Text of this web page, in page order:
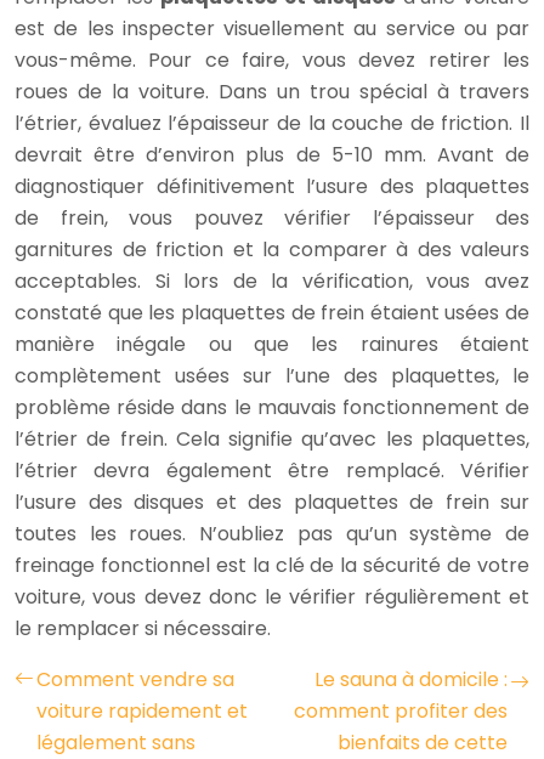
est de les inspecter visuellement au service ou par
vous-même. Pour ce faire, vous devez retirer les
roues de la voiture. Dans un trou spécial à travers
l’étrier, évaluez l’épaisseur de la couche de friction. Il
devrait être d’environ plus de 5-10 mm. Avant de
diagnostiquer définitivement l’usure des plaquettes
de frein, vous pouvez vérifier l’épaisseur des
garnitures de friction et la comparer à des valeurs
acceptables. Si lors de la vérification, vous avez
constaté que les plaquettes de frein étaient usées de
manière inégale ou que les rainures étaient
complètement usées sur l’une des plaquettes, le
problème réside dans le mauvais fonctionnement de
l’étrier de frein. Cela signifie qu’avec les plaquettes,
l’étrier devra également être remplacé. Vérifier
l’usure des disques et des plaquettes de frein sur
toutes les roues. N’oubliez pas qu’un système de
freinage fonctionnel est la clé de la sécurité de votre
voiture, vous devez donc le vérifier régulièrement et
le remplacer si nécessaire.
Comment vendre sa
voiture rapidement et
légalement sans
Le sauna à domicile :
comment profiter des
bienfaits de cette